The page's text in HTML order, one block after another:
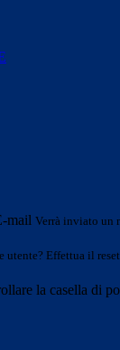
mail Verrà inviato un
utente? Effettua il
la casella di